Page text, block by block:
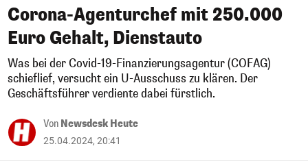
Corona-Agenturchef mit 250.000
Euro Gehalt, Dienstauto
Was bei der Covid-19-Finanzierungsagentur (COFAG)
schieflief, versucht ein U-Ausschuss zu klären. Der
Geschäftsführer verdiente dabei fürstlich.
Von Newsdesk Heute
25.04.2024, 20:41